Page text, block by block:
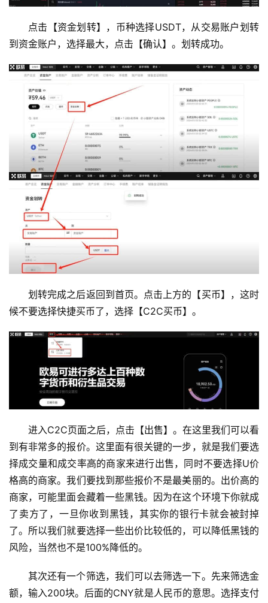
点击【资金划转】，币种选择USDT，从交易账户划转
到资金账户，选择最大，点击【确认】。划转成功。
划转完成之后返回到首页。点击上方的【买币】，这时
候不要选择快捷买币了，选择【C2C买币】。
进入C2C页面之后，点击【出售】。在这里我们可以看
到有非常多的报价。这里面有很关键的一步，就是我们要选
择成交量和成交率高的商家来进行出售，同时不要选择U价
格高的商家。我们要找到那些报价不是最美丽的。出价高的
商家，可能里面会藏着一些黑钱。因为在这个环境下你就成
了卖方了，一旦你收到黑钱，其实你的银行卡就会被封掉
了。所以我们就要选择一些出价比较低的，可以降低黑钱的
风险，当然也不是100%降低的。
其次还有一个筛选，我们可以去筛选一下。先来筛选金
额，输入200块。后面的CNY就是人民币的意思。选择支付